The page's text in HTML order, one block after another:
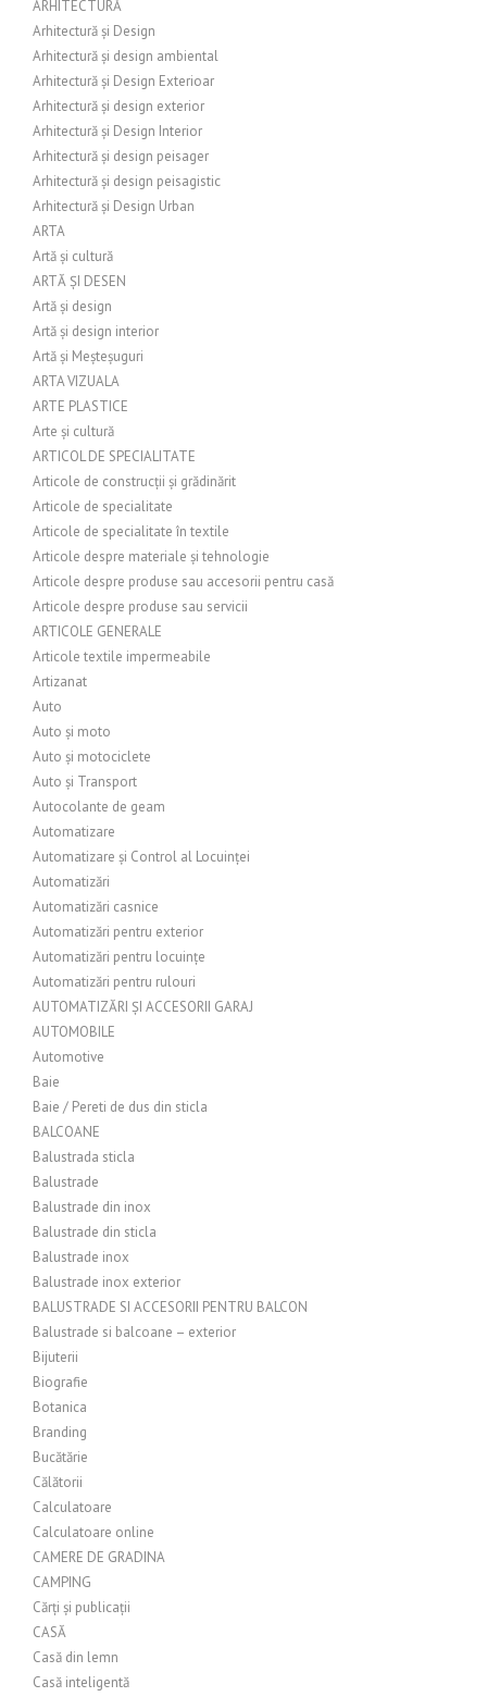
ARHITECTURĂ
Arhitectură și Design
Arhitectură și design ambiental
Arhitectură și Design Exterioar
Arhitectură și design exterior
Arhitectură și Design Interior
Arhitectură și design peisager
Arhitectură și design peisagistic
Arhitectură și Design Urban
ARTA
Artă și cultură
ARTĂ ȘI DESEN
Artă și design
Artă și design interior
Artă și Meșteșuguri
ARTA VIZUALA
ARTE PLASTICE
Arte și cultură
ARTICOL DE SPECIALITATE
Articole de construcții și grădinărit
Articole de specialitate
Articole de specialitate în textile
Articole despre materiale și tehnologie
Articole despre produse sau accesorii pentru casă
Articole despre produse sau servicii
ARTICOLE GENERALE
Articole textile impermeabile
Artizanat
Auto
Auto și moto
Auto și motociclete
Auto și Transport
Autocolante de geam
Automatizare
Automatizare și Control al Locuinței
Automatizări
Automatizări casnice
Automatizări pentru exterior
Automatizări pentru locuințe
Automatizări pentru rulouri
AUTOMATIZĂRI ȘI ACCESORII GARAJ
AUTOMOBILE
Automotive
Baie
Baie / Pereti de dus din sticla
BALCOANE
Balustrada sticla
Balustrade
Balustrade din inox
Balustrade din sticla
Balustrade inox
Balustrade inox exterior
BALUSTRADE SI ACCESORII PENTRU BALCON
Balustrade si balcoane – exterior
Bijuterii
Biografie
Botanica
Branding
Bucătărie
Călătorii
Calculatoare
Calculatoare online
CAMERE DE GRADINA
CAMPING
Cărți și publicații
CASĂ
Casă din lemn
Casă inteligentă